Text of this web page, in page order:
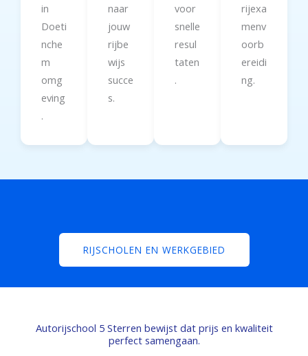
in
Doeti
nche
m
omg
eving
.
naar
jouw
rijbe
wijs
succe
s.
voor
snelle
resul
taten
.
rijexa
menv
oorb
ereidi
ng.
RIJSCHOLEN EN WERKGEBIED
Autorijschool 5 Sterren bewijst dat prijs en kwaliteit
perfect samengaan.